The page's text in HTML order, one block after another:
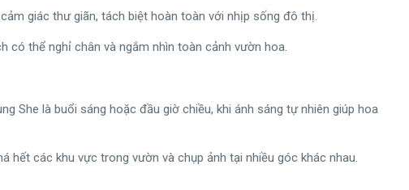
giác thư giãn, tách biệt hoàn toàn với nhịp sống đô thị.
có thể nghỉ chân và ngắm nhìn toàn cảnh vườn hoa.
She là buổi sáng hoặc đầu giờ chiều, khi ánh sáng tự nhiên giúp hoa
hết các khu vực trong vườn và chụp ảnh tại nhiều góc khác nhau.